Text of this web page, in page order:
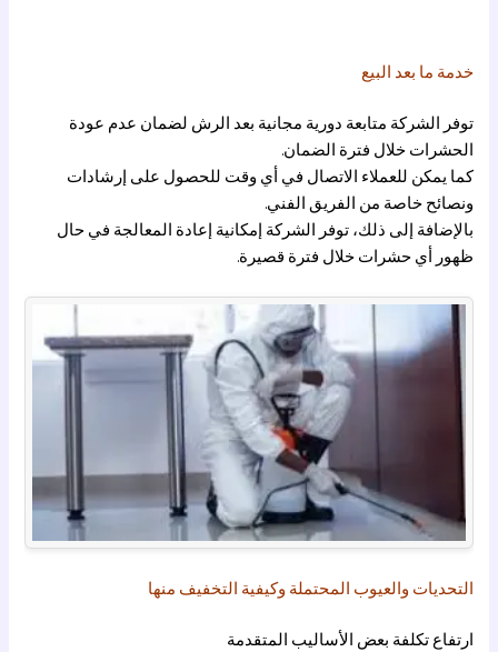
خدمة ما بعد البيع
توفر الشركة متابعة دورية مجانية بعد الرش لضمان عدم عودة
الحشرات خلال فترة الضمان.
كما يمكن للعملاء الاتصال في أي وقت للحصول على إرشادات
ونصائح خاصة من الفريق الفني.
بالإضافة إلى ذلك، توفر الشركة إمكانية إعادة المعالجة في حال
ظهور أي حشرات خلال فترة قصيرة.
التحديات والعيوب المحتملة وكيفية التخفيف منها
ارتفاع تكلفة بعض الأساليب المتقدمة